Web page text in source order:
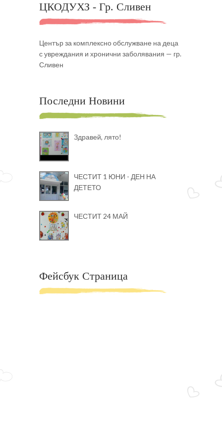
ЦКОДУХЗ - Гр. Сливен
Център за комплексно обслужване на деца
с увреждания и хронични заболявания — гр.
Сливен
Последни Новини
Здравей, лято!
ЧЕСТИТ 1 ЮНИ - ДЕН НА
ДЕТЕТО
ЧЕСТИТ 24 МАЙ
Фейсбук Страница